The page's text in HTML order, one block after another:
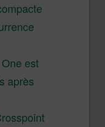
One est
après